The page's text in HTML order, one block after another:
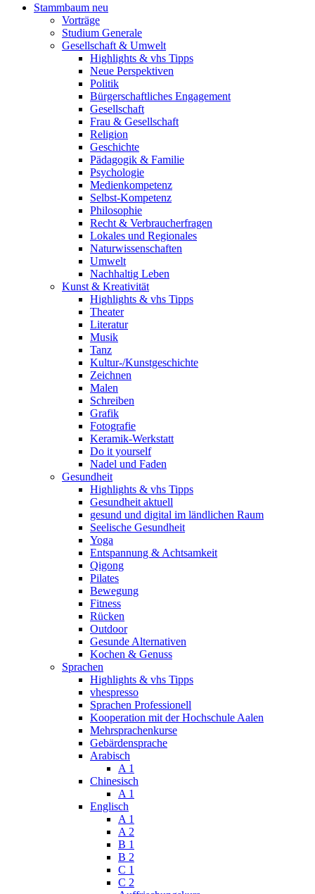
Stammbaum neu
Vorträge
Studium Generale
Gesellschaft & Umwelt
Highlights & vhs Tipps
Neue Perspektiven
Politik
Bürgerschaftliches Engagement
Gesellschaft
Frau & Gesellschaft
Religion
Geschichte
Pädagogik & Familie
Psychologie
Medienkompetenz
Selbst-Kompetenz
Philosophie
Recht & Verbraucherfragen
Lokales und Regionales
Naturwissenschaften
Umwelt
Nachhaltig Leben
Kunst & Kreativität
Highlights & vhs Tipps
Theater
Literatur
Musik
Tanz
Kultur-/Kunstgeschichte
Zeichnen
Malen
Schreiben
Grafik
Fotografie
Keramik-Werkstatt
Do it yourself
Nadel und Faden
Gesundheit
Highlights & vhs Tipps
Gesundheit aktuell
gesund und digital im ländlichen Raum
Seelische Gesundheit
Yoga
Entspannung & Achtsamkeit
Qigong
Pilates
Bewegung
Fitness
Rücken
Outdoor
Gesunde Alternativen
Kochen & Genuss
Sprachen
Highlights & vhs Tipps
vhespresso
Sprachen Professionell
Kooperation mit der Hochschule Aalen
Mehrsprachenkurse
Gebärdensprache
Arabisch
A 1
Chinesisch
A 1
Englisch
A 1
A 2
B 1
B 2
C 1
C 2